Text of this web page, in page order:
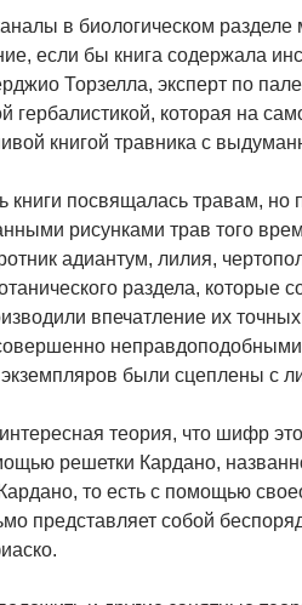
в биологическом разделе
если бы книга содержала
Торзелла, эксперт по
гербалистикой, которая на
книгой травника с
книги посвящалась травам,
рисунками трав того
адиантум, лилия,
раздела, которые
впечатление их
были сцеплены с
теория, что шифр
решетки Кардано,
то есть с помощью
представляет собой